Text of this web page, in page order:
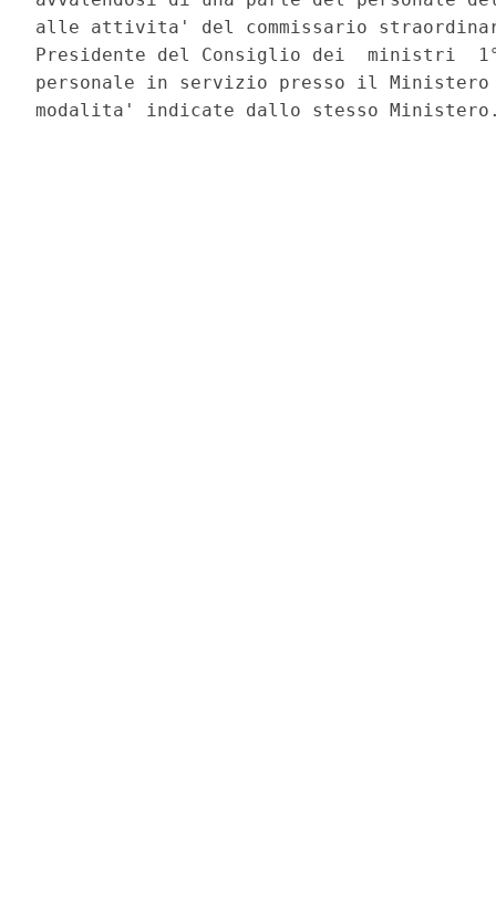
alle attivita' del commissario
Presidente del Consiglio dei  ministri
personale in servizio presso il